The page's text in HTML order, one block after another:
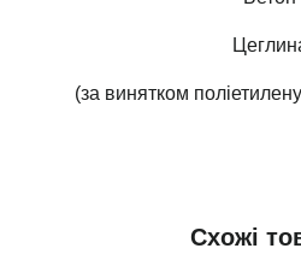
(за винятком
Схожі